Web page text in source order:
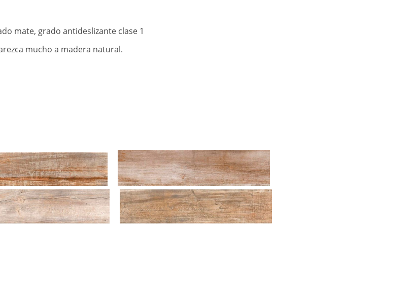
mate, grado antideslizante clase 1
mucho a madera natural.